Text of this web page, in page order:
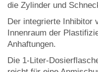
die Zylinder und
Der integrierte Inhibitor
Innenraum der
Anhaftungen.
Die 1-Liter-